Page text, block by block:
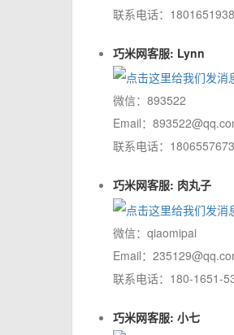
联系电话：
巧米网客服: Lynn
微信：893522
Email：
联系电话：
巧米网客服: 肉丸子
微信：qiaomipai
Email：
联系电话：180-1651-
巧米网客服: 小七